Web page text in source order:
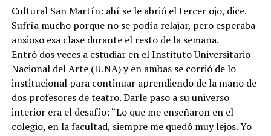
Cultural San Martín: ahí se le abrió el tercer ojo, dice.
Sufría mucho porque no se podía relajar, pero esperaba
ansioso esa clase durante el resto de la semana.
Entró dos veces a estudiar en el Instituto Universitario
Nacional del Arte (IUNA) y en ambas se corrió de lo
institucional para continuar aprendiendo de la mano de
dos profesores de teatro. Darle paso a su universo
interior era el desafío: “Lo que me enseñaron en el
colegio, en la facultad, siempre me quedó muy lejos. Yo